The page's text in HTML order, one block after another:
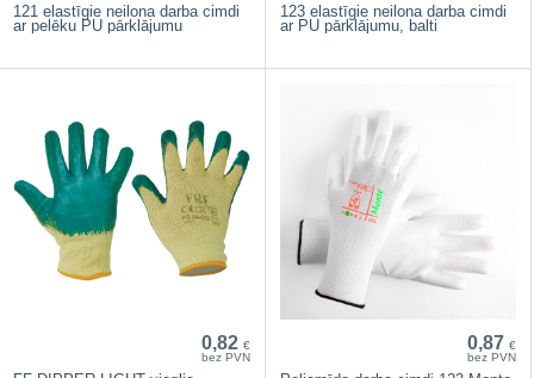
121 elastīgie neilona darba cimdi
ar pelēku PU pārklājumu
123 elastīgie neilona darba cimdi
ar PU pārklājumu, balti
0,82 €
bez PVN
0,87 €
bez PVN